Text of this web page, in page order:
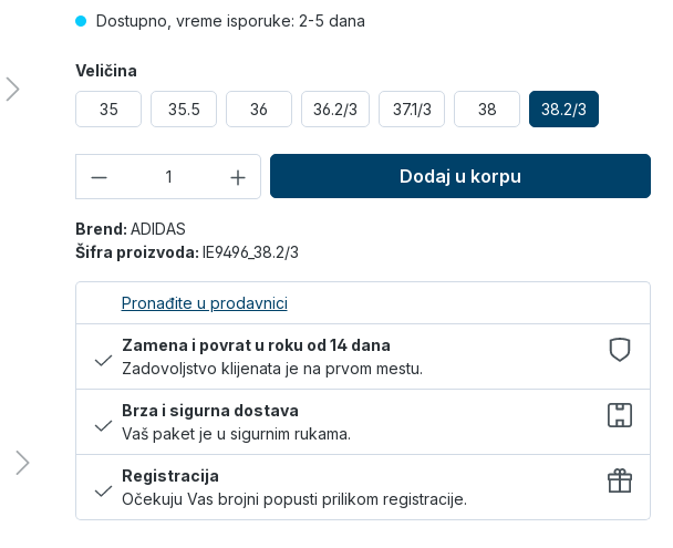
Dostupno, vreme isporuke: 2-5 dana
Veličina
35 35.5 36 36.2/3 37.1/3 38 38.2/3
Dodaj u korpu
Brend: ADIDAS
Šifra proizvoda: IE9496_38.2/3
Pronađite u prodavnici
Zamena i povrat u roku od 14 dana
Zadovoljstvo klijenata je na prvom mestu.
Brza i sigurna dostava
Vaš paket je u sigurnim rukama.
Registracija
Očekuju Vas brojni popusti prilikom registracije.